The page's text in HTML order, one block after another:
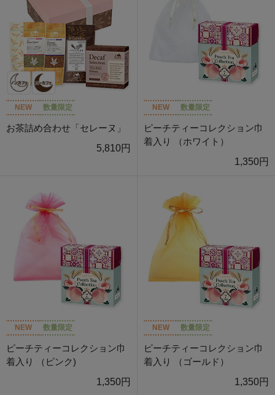
NEW 数量限定
お茶詰め合わせ「セレーヌ」
5,810円
NEW 数量限定
ピーチティーコレクション巾
着入り （ホワイト）
1,350円
NEW 数量限定
ピーチティーコレクション巾
着入り （ピンク)
1,350円
NEW 数量限定
ピーチティーコレクション巾
着入り （ゴールド）
1,350円